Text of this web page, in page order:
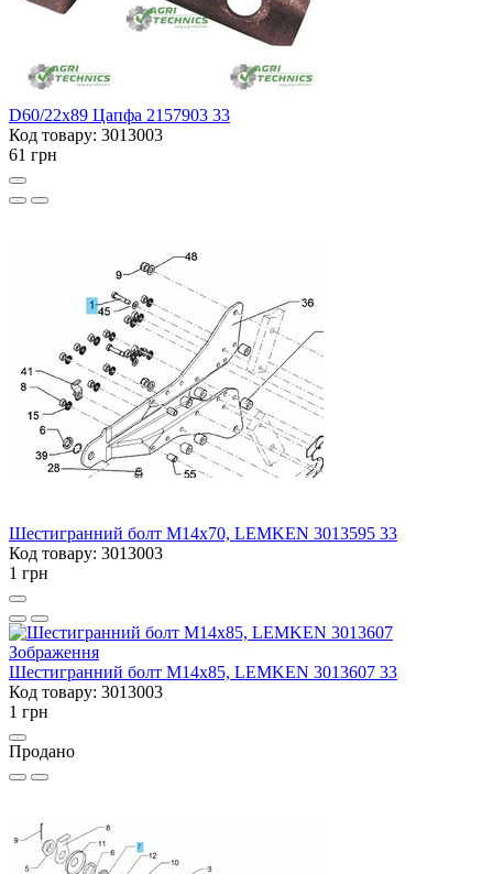
D60/22x89 Цапфа 2157903 33
Код товару: 3013003
61 грн
Шестигранний болт M14x70, LEMKEN 3013595 33
Код товару: 3013003
1 грн
Шестигранний болт M14x85, LEMKEN 3013607 33
Код товару: 3013003
1 грн
Продано